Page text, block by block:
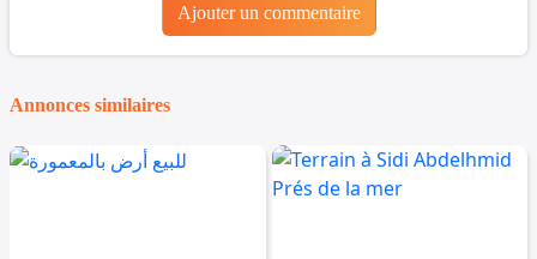
Ajouter un commentaire
Annonces similaires